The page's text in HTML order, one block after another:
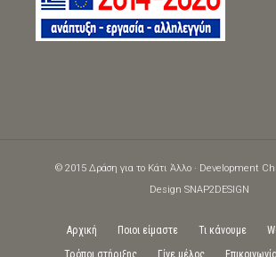
© 2015 Δράση για το Κάτι Άλλο · Development
Design SNAP2DESIGN
Αρχική Ποιοι είμαστε Τι κάνουμε
Τρόποι στήριξης
Γίνε μέλος Επικοινωνία